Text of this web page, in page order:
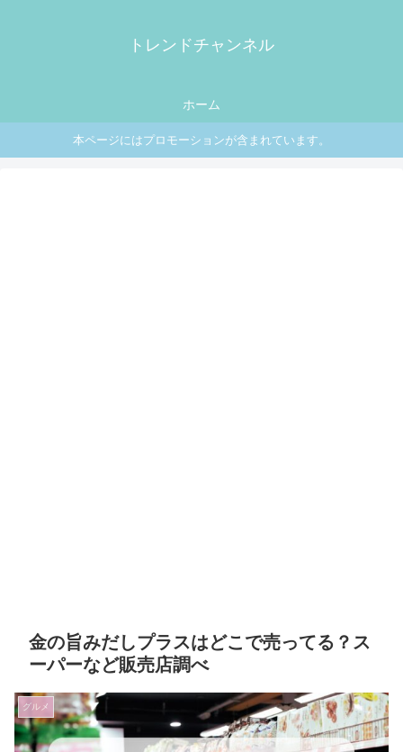
トレンドチャンネル
ホーム
本ページにはプロモーションが含まれています。
金の旨みだしプラスはどこで売ってる？ス
ーパーなど販売店調べ
グルメ